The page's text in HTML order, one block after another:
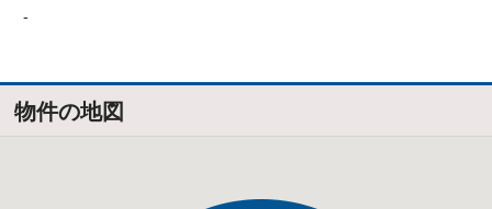
-
物件の地図